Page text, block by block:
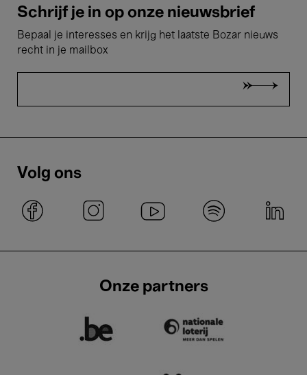
Schrijf je in op onze nieuwsbrief
Bepaal je interesses en krijg het laatste Bozar nieuws
recht in je mailbox
Volg ons
Onze partners